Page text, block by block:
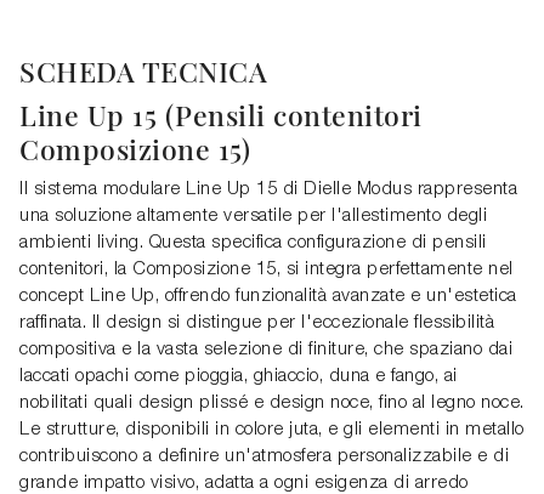
SCHEDA TECNICA
Line Up 15 (Pensili contenitori
Composizione 15)
Il sistema modulare Line Up 15 di Dielle Modus rappresenta
una soluzione altamente versatile per l'allestimento degli
ambienti living. Questa specifica configurazione di pensili
contenitori, la Composizione 15, si integra perfettamente nel
concept Line Up, offrendo funzionalità avanzate e un'estetica
raffinata. Il design si distingue per l'eccezionale flessibilità
compositiva e la vasta selezione di finiture, che spaziano dai
laccati opachi come pioggia, ghiaccio, duna e fango, ai
nobilitati quali design plissé e design noce, fino al legno noce.
Le strutture, disponibili in colore juta, e gli elementi in metallo
contribuiscono a definire un'atmosfera personalizzabile e di
grande impatto visivo, adatta a ogni esigenza di arredo